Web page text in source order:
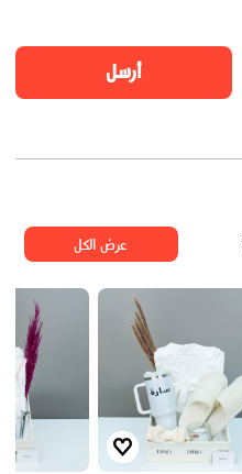
أرسل
عرض الكل